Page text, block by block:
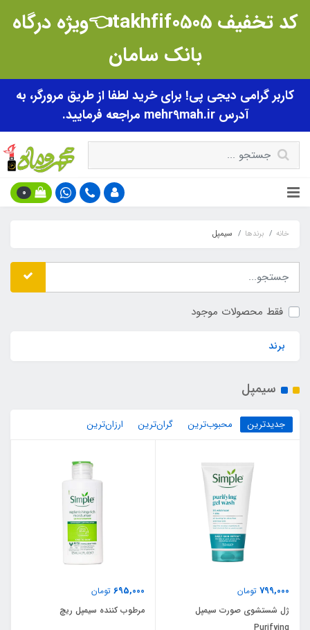
کد تخفیف takhfif0505👈ویژه درگاه
بانک سامان
کاربر گرامی دیجی پی! برای خرید لطفا از طریق مرورگر، به
آدرس mehr9mah.ir مراجعه فرمایید.
0
خانه برندها سیمپل
فقط محصولات موجود
برند
سیمپل
جدیدترین محبوب‌ترین گران‌ترین ارزان‌ترین
799,000 تومان
ژل شستشوی صورت سیمپل
695,000 تومان
مرطوب کننده سیمپل ریچ